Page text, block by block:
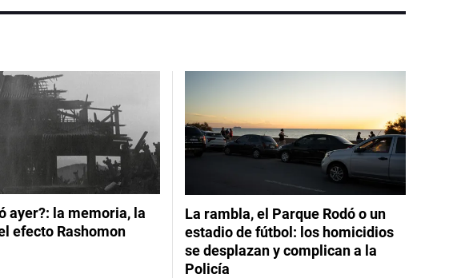
ayer?: la memoria, la
efecto Rashomon
La rambla, el Parque Rodó o un
estadio de fútbol: los homicidios
se desplazan y complican a la
Policía